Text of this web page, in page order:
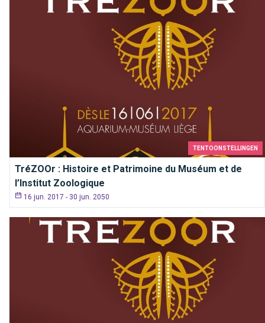
TENTOONSTELLINGEN
TréZOOr : Histoire et Patrimoine du Muséum et de
l’Institut Zoologique
16 jun. 2017 - 30 jun. 2050